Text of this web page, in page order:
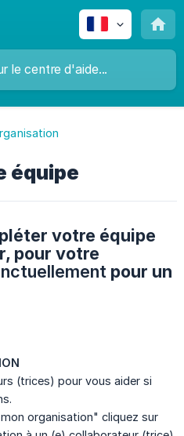
équipe
votre équipe
pour votre
pour un
(trices) pour vous aider si
organisation" cliquez sur